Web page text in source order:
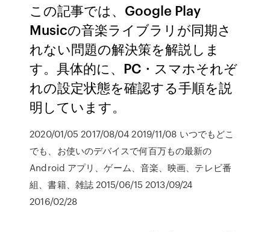
この記事では、Google Play
Musicの音楽ライブラリが同期さ
れない問題の解決策を解説しま
す。具体的に、PC・スマホそれぞ
れの設定状態を確認する手順を説
明しています。
2020/01/05 2017/08/04 2019/11/08 いつでもどこ
でも、お使いのデバイスで何百万もの最新の
Android アプリ、ゲーム、音楽、映画、テレビ番
組、書籍、雑誌 2015/06/15 2013/09/24
2016/02/28